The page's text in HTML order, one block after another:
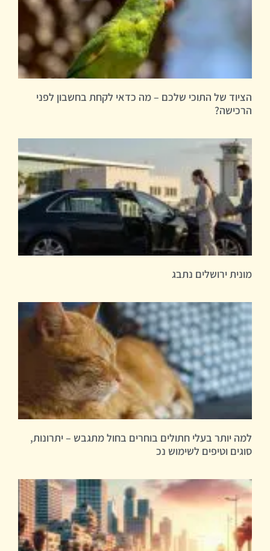
הציוד של התוכי שלכם – מה כדאי לקחת בחשבון לפני
הרכישה?
מונית ירושלים נתבג
למה יותר בעלי חתולים בוחרים בחול מתגבש – יתרונות,
סוגים וטיפים לשימוש נכ